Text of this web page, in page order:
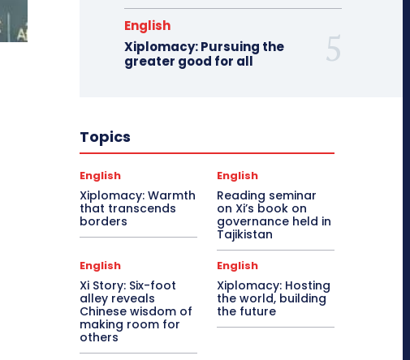
English
Xiplomacy: Pursuing the
greater good for all
Topics
English
Xiplomacy: Warmth
that transcends
borders
English
Reading seminar
on Xi’s book on
governance held in
Tajikistan
English
Xi Story: Six-foot
alley reveals
Chinese wisdom of
making room for
others
English
Xiplomacy: Hosting
the world, building
the future